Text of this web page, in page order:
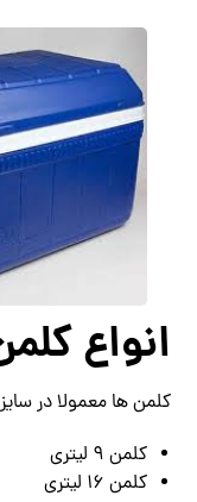
انواع
کلمن ها معمولا در
کلمن 9 لیتری
کلمن 16 لیتری